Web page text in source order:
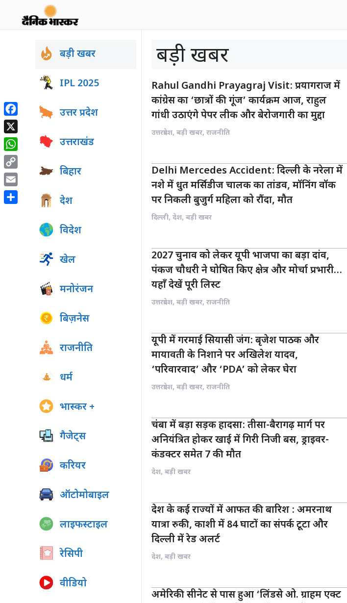
बड़ी खबर
Rahul Gandhi Prayagraj Visit: प्रयागराज में
कांग्रेस का ‘छात्रों की गूंज’ कार्यक्रम आज, राहुल
गांधी उठाएंगे पेपर लीक और बेरोजगारी का मुद्दा
उत्तरप्रदेश, बड़ी खबर, राजनीति
Delhi Mercedes Accident: दिल्ली के नरेला में
नशे में धुत मर्सिडीज चालक का तांडव, मॉनिंग वॉक
पर निकली बुजुर्ग महिला को रौंदा, मौत
दिल्ली, देश, बड़ी खबर
2027 चुनाव को लेकर यूपी भाजपा का बड़ा दांव,
पंकज चौधरी ने घोषित किए क्षेत्र और मोर्चा प्रभारी…
यहाँ देखें पूरी लिस्ट
उत्तरप्रदेश, बड़ी खबर, राजनीति
यूपी में गरमाई सियासी जंग: बृजेश पाठक और
मायावती के निशाने पर अखिलेश यादव,
‘परिवारवाद’ और ‘PDA’ को लेकर घेरा
उत्तरप्रदेश, बड़ी खबर, राजनीति
चंबा में बड़ा सड़क हादसा: तीसा-बैरागढ़ मार्ग पर
अनियंत्रित होकर खाई में गिरी निजी बस, ड्राइवर-
कंडक्टर समेत 7 की मौत
देश, बड़ी खबर
देश के कई राज्यों में आफत की बारिश : अमरनाथ
यात्रा रुकी, काशी में 84 घाटों का संपर्क टूटा और
दिल्ली में रेड अलर्ट
देश, बड़ी खबर
अमेरिकी सीनेट से पास हुआ ‘लिंडसे ओ. ग्राहम एक्ट
बड़ी खबर
IPL 2025
उत्तर प्रदेश
उत्तराखंड
बिहार
देश
विदेश
खेल
मनोरंजन
बिज़नेस
राजनीति
धर्म
भास्कर +
गैजेट्स
करियर
ऑटोमोबाइल
लाइफस्टाइल
रेसिपी
वीडियो
Facebook
X
WhatsApp
Copy
Link
Email